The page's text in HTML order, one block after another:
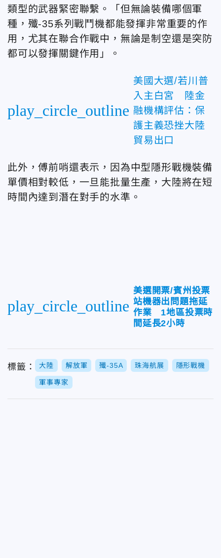
類型的武器緊密聯繫。「但無論裝備哪個軍
種，殲-35系列戰鬥機都能發揮非常重要的作
用，尤其在聯合作戰中，無論是制空還是突防
都可以發揮關鍵作用」。
play_circle_outline
美國大選/若川普
入主白宮 陸金
融機構評估：保
護主義恐挫大陸
貿易出口
此外，傅前哨還表示，因為中型隱形戰機裝備
單價相對較低，一旦能批量生產，大陸將在短
時間內達到潛在對手的水準。
play_circle_outline
美選開票/賓州投票
站機器出問題拖延
作業 1地區投票時
間延長2小時
標籤： 大陸 解放軍 殲-35A 珠海航展 隱形戰機
軍事專家